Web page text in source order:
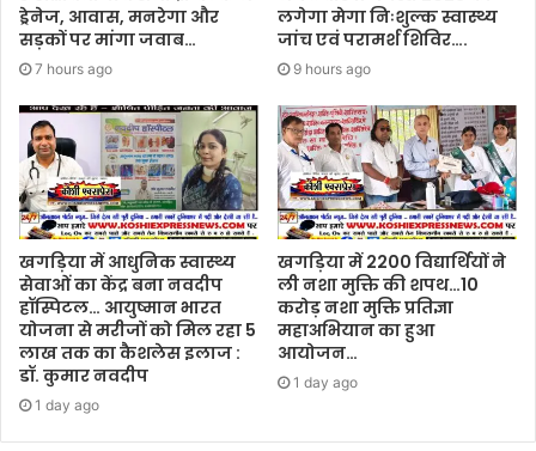
ड्रेनेज, आवास, मनरेगा और
सड़कों पर मांगा जवाब…
7 hours ago
लगेगा मेगा निःशुल्क स्वास्थ्य
जांच एवं परामर्श शिविर….
9 hours ago
खगड़िया में आधुनिक स्वास्थ्य
सेवाओं का केंद्र बना नवदीप
हॉस्पिटल… आयुष्मान भारत
योजना से मरीजों को मिल रहा 5
लाख तक का कैशलेस इलाज :
डॉ. कुमार नवदीप
1 day ago
खगड़िया में 2200 विद्यार्थियों ने
ली नशा मुक्ति की शपथ…10
करोड़ नशा मुक्ति प्रतिज्ञा
महाअभियान का हुआ
आयोजन…
1 day ago